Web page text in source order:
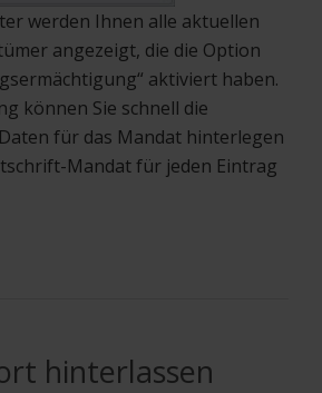
werden Ihnen alle aktuellen
angezeigt, die die Option
aktiviert haben.
können Sie schnell die
für das Mandat hinterlegen
Mandat für jeden Eintrag
hinterlassen